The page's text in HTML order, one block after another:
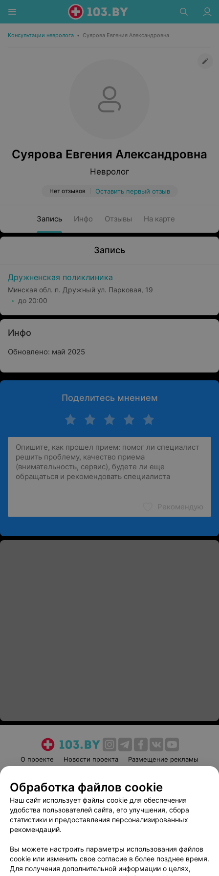
Консультации невролога • Суярова Евгения Александровна
Суярова Евгения Александровна
Невролог
Нет отзывов Оставить первый отзыв
Запись Инфо Отзывы На карте
Запись
Дружненская поликлиника
Минская обл. п. Дружный ул. Парковая, 19
до 20:00
Инфо
Обновлено: май 2025
Поделитесь мнением
Рекомендую
О проекте Новости проекта
Размещение рекламы
Пользовательское соглашение
Способы оплаты
Вакансии
Партнеры
Написать руководителю 103.by
Обработка персональных данных
Обработка файлов cookie
Наш сайт использует файлы cookie для обеспечения
удобства пользователей сайта, его улучшения, сбора
статистики и предоставления персонализированных
рекомендаций.
Вы можете настроить параметры использования файлов
cookie или изменить свое согласие в более позднее время.
Для получения дополнительной информации о целях,